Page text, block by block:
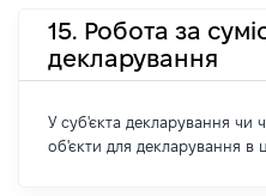
15. Робота за
декларування
У суб'єкта декларування чи
об'єкти для декларування в